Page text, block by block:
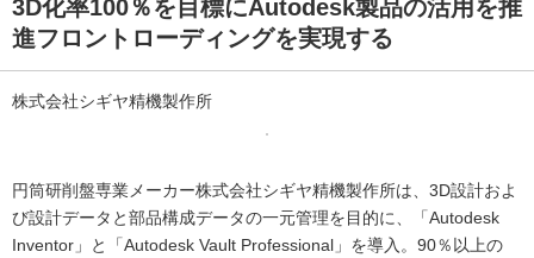
3D化率100％を目標にAutodesk製品の活用を推
進フロントローディングを実現する
株式会社シギヤ精機製作所
円筒研削盤専業メーカー株式会社シギヤ精機製作所は、3D設計およ
び設計データと部品構成データの一元管理を目的に、「Autodesk
Inventor」と「Autodesk Vault Professional」を導入。90％以上の